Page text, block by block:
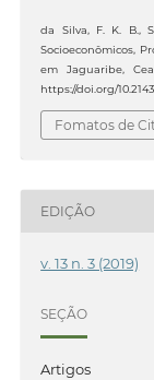
da Silva, F. K. B.,
Socioeconômicos,
em Jaguaribe,
https://doi.org/
Fomatos de
EDIÇÃO
v. 13 n. 3 (2019)
SEÇÃO
Artigos